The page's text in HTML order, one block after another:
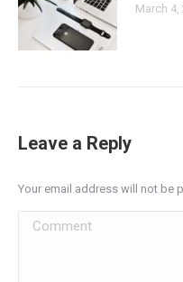
March 4,
Leave a Reply
Your email address will not be
Comment